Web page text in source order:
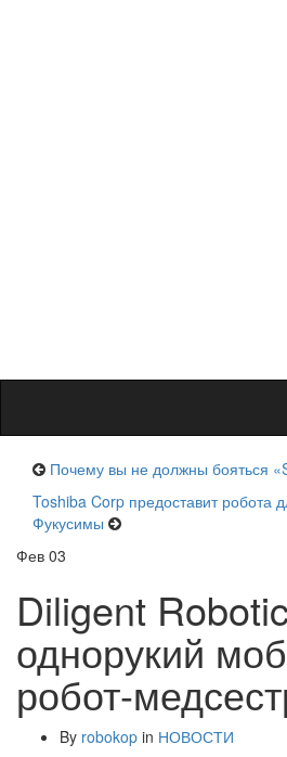
Почему вы не должны бояться
Toshiba Corp предоставит робота
Фукусимы
Фев 03
Diligent
однорукий
робот-
By robokop in НОВОСТИ